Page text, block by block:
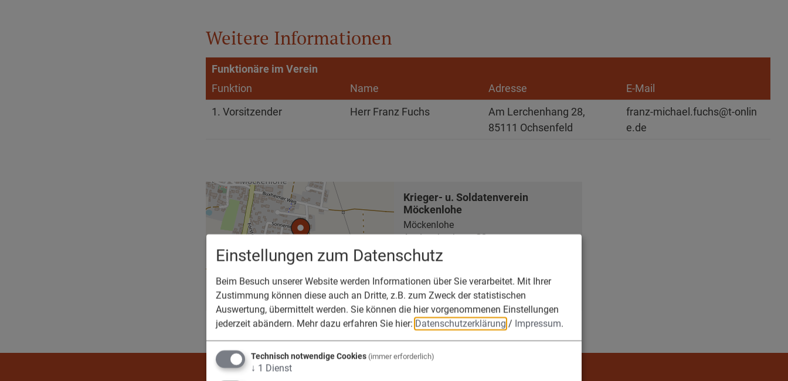
Weitere Informationen
Funktionäre im Verein
Funktion
Name Adresse
E-Mail
1. Vorsitzender
Herr Franz Fuchs
Am Lerchenhang 28,
85111 Ochsenfeld
franz-michael.fuchs@t-onlin
e.de
Leaflet|© OpenStreetMap-Mitwirkende
Krieger- u. Soldatenverein
Möckenlohe
Möckenlohe
Am Lerchenhang 28
85111 Adelschlag
0176 42049655
Einstellungen zum Datenschutz
Beim Besuch unserer Website werden Informationen über Sie verarbeitet. Mit Ihrer
Zustimmung können diese auch an Dritte, z.B. zum Zweck der statistischen
Auswertung, übermittelt werden. Sie können die hier vorgenommenen Einstellungen
jederzeit abändern. Mehr dazu erfahren Sie hier: Datenschutzerklärung / Impressum.
Technisch notwendige Cookies (immer erforderlich)
↓ 1 Dienst